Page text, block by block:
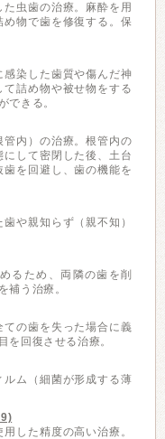
虫歯の治療。麻酔を用
物で歯を修復する。保
染した歯質や傷んだ神
詰め物や被せ物をする
できる。
内）の治療。根管内の
して密閉した後、土台
を回避し、歯の機能を
や親知らず（親不知）
るため、両隣の歯を削
補う治療。
の歯を失った場合に義
を回復させる治療。
ム（細菌が形成する薄
した精度の高い治療。